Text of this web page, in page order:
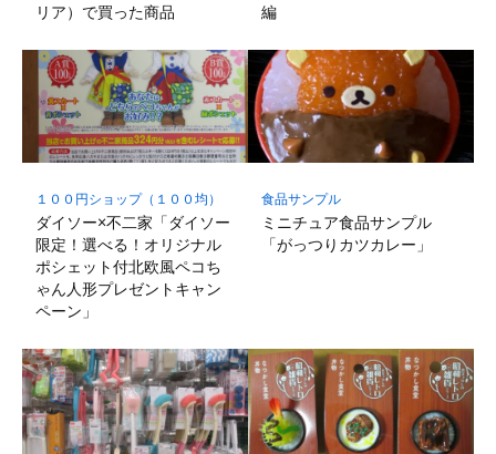
リア）で買った商品
編
１００円ショップ（１００均）
ダイソー×不二家「ダイソー
限定！選べる！オリジナル
ポシェット付北欧風ペコち
ゃん人形プレゼントキャン
ペーン」
食品サンプル
ミニチュア食品サンプル
「がっつりカツカレー」